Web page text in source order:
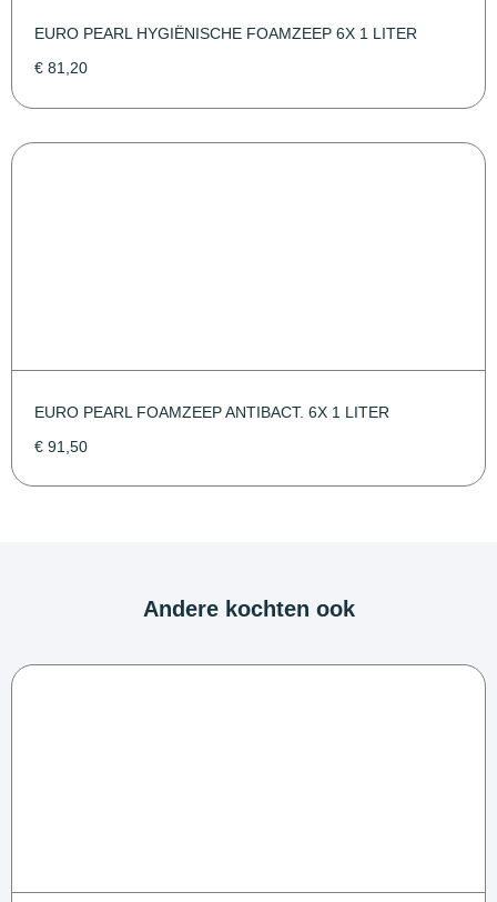
EURO PEARL HYGIËNISCHE FOAMZEEP 6X 1 LITER
€ 81,20
EURO PEARL FOAMZEEP ANTIBACT. 6X 1 LITER
€ 91,50
Andere kochten ook